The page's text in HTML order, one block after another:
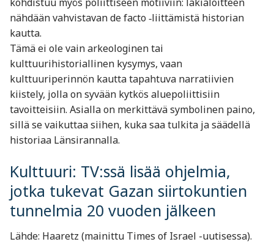
nähdään vahvistavan de facto ‑liittämistä historian
kautta.
Tämä ei ole vain arkeologinen tai
kulttuurihistoriallinen kysymys, vaan
kulttuuriperinnön kautta tapahtuva narratiivien
kiistely, jolla on syvään kytkös aluepoliittisiin
tavoitteisiin. Asialla on merkittävä symbolinen paino,
sillä se vaikuttaa siihen, kuka saa tulkita ja säädellä
historiaa Länsirannalla.
Kulttuuri: TV:ssä lisää ohjelmia,
jotka tukevat Gazan siirtokuntien
tunnelmia 20 vuoden jälkeen
Lähde: Haaretz (mainittu Times of Israel -uutisessa).